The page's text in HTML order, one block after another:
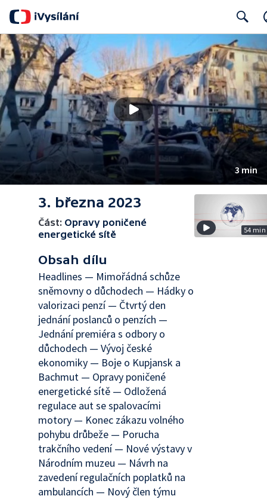
Search
3 min
3. března 2023
Část: Opravy poničené
energetické sítě
Obsah dílu
Headlines — Mimořádná schůze
sněmovny o důchodech — Hádky o
valorizaci penzí — Čtvrtý den
jednání poslanců o penzích —
Jednání premiéra s odbory o
důchodech — Vývoj české
ekonomiky — Boje o Kupjansk a
Bachmut — Opravy poničené
energetické sítě — Odložená
regulace aut se spalovacími
motory — Konec zákazu volného
pohybu drůbeže — Porucha
trakčního vedení — Nové výstavy v
Národním muzeu — Návrh na
zavedení regulačních poplatků na
ambulancích — Nový člen týmu
54 min